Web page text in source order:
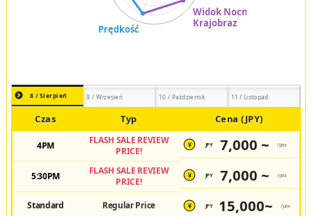
8 / Sierpień 9 / Wrzesień 10 / Październik 11 / Listopad
Czas Typ Cena (JPY)
4PM
FLASH SALE REVIEW
PRICE!
¥ JPY 7,000 ~ /pax
5:30PM
FLASH SALE REVIEW
PRICE!
¥ JPY 7,000 ~ /pax
Standard Regular Price ¥ JPY 15,000~ /pax